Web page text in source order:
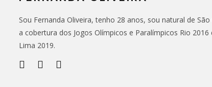
Sou Fernanda Oliveira, tenho 28 anos, sou natural de
a cobertura dos Jogos Olímpicos e Paralímpicos Rio
Lima 2019.